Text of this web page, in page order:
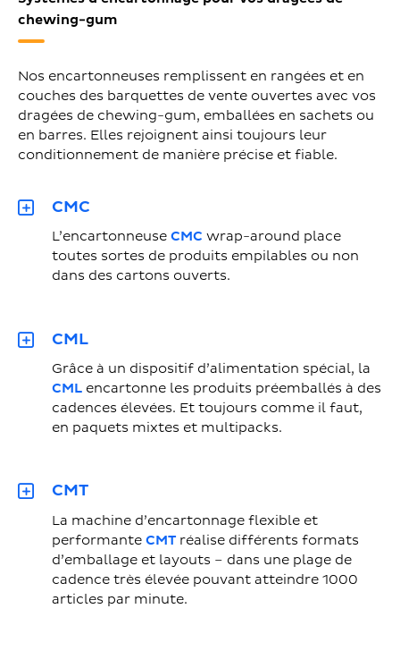
chewing-gum
Nos encartonneuses remplissent en rangées et en
couches des barquettes de vente ouvertes avec vos
dragées de chewing-gum, emballées en sachets ou
en barres. Elles rejoignent ainsi toujours leur
conditionnement de manière précise et fiable.
CMC
L’encartonneuse CMC wrap-around place
toutes sortes de produits empilables ou non
dans des cartons ouverts.
CML
Grâce à un dispositif d’alimentation spécial, la
CMLencartonne les produits préemballés à des
cadences élevées. Et toujours comme il faut,
en paquets mixtes et multipacks.
CMT
La machine d’encartonnage flexible et
performante CMTréalise différents formats
d’emballage et layouts – dans une plage de
cadence très élevée pouvant atteindre 1000
articles par minute.